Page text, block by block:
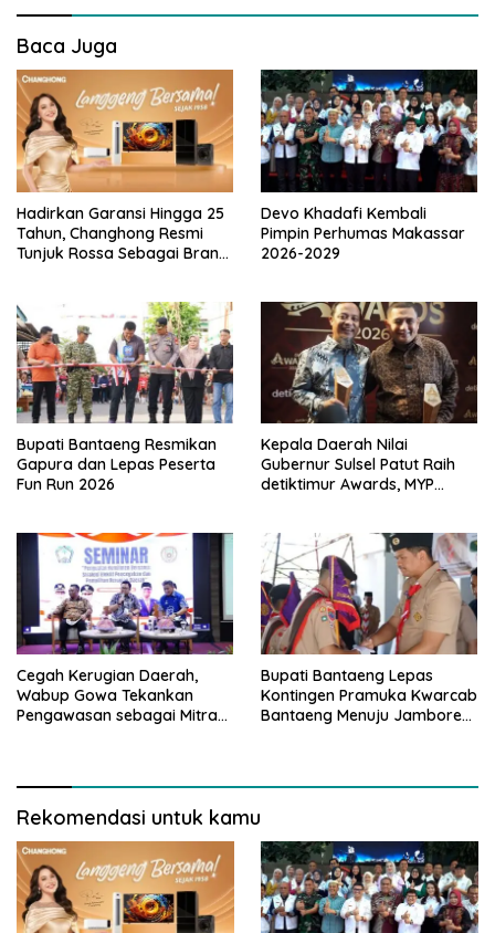
s
i
p
o
s
Baca Juga
Hadirkan Garansi Hingga 25
Tahun, Changhong Resmi
Tunjuk Rossa Sebagai Brand
Devo Khadafi Kembali
Pimpin Perhumas Makassar
2026-2029
Bupati Bantaeng Resmikan
Gapura dan Lepas Peserta
Fun Run 2026
Kepala Daerah Nilai
Gubernur Sulsel Patut Raih
detiktimur Awards, MYP
Cegah Kerugian Daerah,
Wabup Gowa Tekankan
Pengawasan sebagai Mitra
Bupati Bantaeng Lepas
Kontingen Pramuka Kwarcab
Bantaeng Menuju Jambore
Rekomendasi untuk kamu